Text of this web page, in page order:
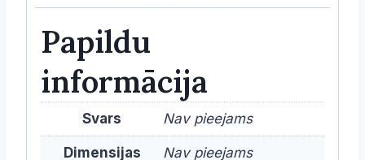
Papildu
informācija
Svars Nav pieejams
Dimensijas Nav pieejams